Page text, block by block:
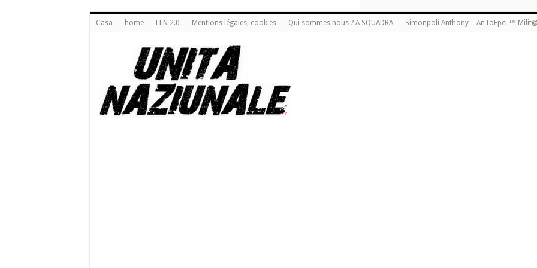
Casa home LLN 2.0 Mentions légales, cookies Qui sommes nous ? A SQUADRA Simonpoli Anthony – AnToFpcL™